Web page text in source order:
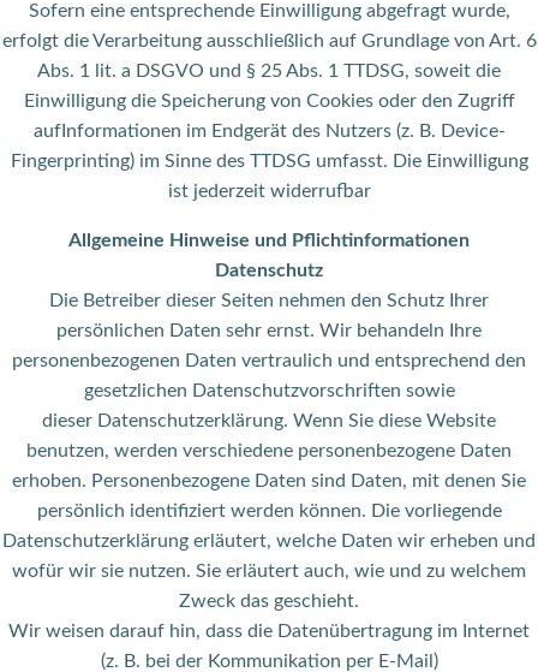
Sofern eine entsprechende Einwilligung abgefragt wurde,
erfolgt die Verarbeitung ausschließlich auf Grundlage von Art. 6
Abs. 1 lit. a DSGVO und § 25 Abs. 1 TTDSG, soweit die
Einwilligung die Speicherung von Cookies oder den Zugriff
aufInformationen im Endgerät des Nutzers (z. B. Device-
Fingerprinting) im Sinne des TTDSG umfasst. Die Einwilligung
ist jederzeit widerrufbar
Allgemeine Hinweise und Pflichtinformationen
Datenschutz
Die Betreiber dieser Seiten nehmen den Schutz Ihrer
persönlichen Daten sehr ernst. Wir behandeln Ihre
personenbezogenen Daten vertraulich und entsprechend den
gesetzlichen Datenschutzvorschriften sowie
dieser Datenschutzerklärung. Wenn Sie diese Website
benutzen, werden verschiedene personenbezogene Daten
erhoben. Personenbezogene Daten sind Daten, mit denen Sie
persönlich identifiziert werden können. Die vorliegende
Datenschutzerklärung erläutert, welche Daten wir erheben und
wofür wir sie nutzen. Sie erläutert auch, wie und zu welchem
Zweck das geschieht.
Wir weisen darauf hin, dass die Datenübertragung im Internet
(z. B. bei der Kommunikation per E-Mail)